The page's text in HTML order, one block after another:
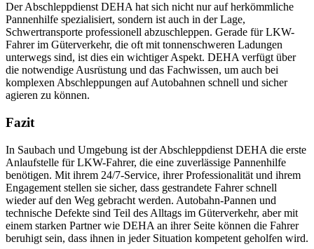
Der Abschleppdienst DEHA hat sich nicht nur auf herkömmliche
Pannenhilfe spezialisiert, sondern ist auch in der Lage,
Schwertransporte professionell abzuschleppen. Gerade für LKW-
Fahrer im Güterverkehr, die oft mit tonnenschweren Ladungen
unterwegs sind, ist dies ein wichtiger Aspekt. DEHA verfügt über
die notwendige Ausrüstung und das Fachwissen, um auch bei
komplexen Abschleppungen auf Autobahnen schnell und sicher
agieren zu können.
Fazit
In Saubach und Umgebung ist der Abschleppdienst DEHA die erste
Anlaufstelle für LKW-Fahrer, die eine zuverlässige Pannenhilfe
benötigen. Mit ihrem 24/7-Service, ihrer Professionalität und ihrem
Engagement stellen sie sicher, dass gestrandete Fahrer schnell
wieder auf den Weg gebracht werden. Autobahn-Pannen und
technische Defekte sind Teil des Alltags im Güterverkehr, aber mit
einem starken Partner wie DEHA an ihrer Seite können die Fahrer
beruhigt sein, dass ihnen in jeder Situation kompetent geholfen wird.